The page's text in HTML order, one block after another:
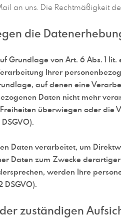
an uns. Die Rechtmäßigkeit
die
Grundlage von Art. 6 Abs. 1
Ihrer
auf denen eine
Daten nicht mehr
überwiegen oder
Daten verarbeitet, um
Daten zum Zwecke
werden Ihre
DSGVO).
zuständigen